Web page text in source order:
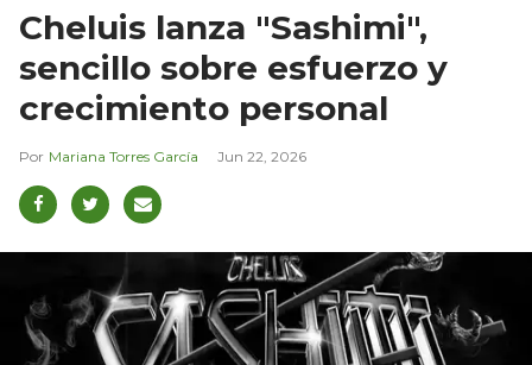
Cheluis lanza "Sashimi",
sencillo sobre esfuerzo y
crecimiento personal
Mariana Torres García Jun 22, 2026